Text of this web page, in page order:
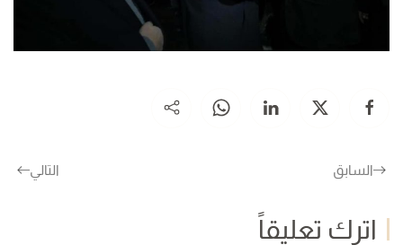
السابق التالي
اترك تعليقاً